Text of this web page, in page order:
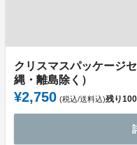
クリスマスパッケージ
縄・離島除く）
¥2,750 (税込/送料込)残り100